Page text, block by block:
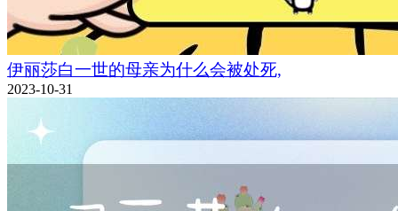
伊丽莎白一世的母亲为什么会被处死,
2023-10-31